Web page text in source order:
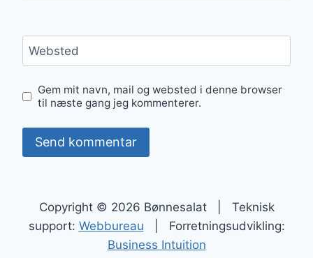
Websted
Gem mit navn, mail og websted i denne browser
til næste gang jeg kommenterer.
Copyright © 2026 Bønnesalat | Teknisk
support: Webbureau | Forretningsudvikling:
Business Intuition